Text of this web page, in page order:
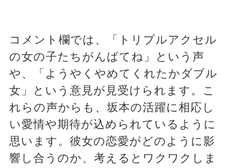
コメント欄では、「トリプルアクセル
の女の子たちがんばてね」という声
や、「ようやくやめてくれたかダブル
女」という意見が見受けられます。こ
れらの声からも、坂本の活躍に相応し
い愛情や期待が込められているように
思います。彼女の恋愛がどのように影
響し合うのか、考えるとワクワクしま